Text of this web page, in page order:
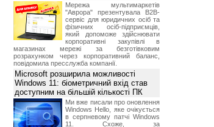
Мережа мультимаркетів
"Аврора" презентувала B2B-
сервіс для юридичних осіб та
фізичних осіб-підприємців,
який допоможе здійснювати
корпоративні закупівлі в
магазинах мережі за безготівковим
розрахунком через корпоративний баланс,
повідомила пресслужба компанії.
Microsoft розширила можливості
Windows 11: біометричний вхід став
доступним на більшій кількості ПК
Ми вже писали про оновлення
Windows Hello, яке очікується
в серпневому патчі Windows
11. Схоже, за